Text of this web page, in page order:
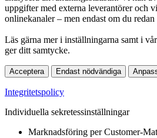
uppgifter med externa leverantörer och
onlinekanaler – men endast om du redan
Läs gärna mer i inställningarna samt i vår
ger ditt samtycke.
Acceptera Endast nödvändiga
Integritetspolicy
Individuella sekretessinställningar
Marknadsföring per Customer-